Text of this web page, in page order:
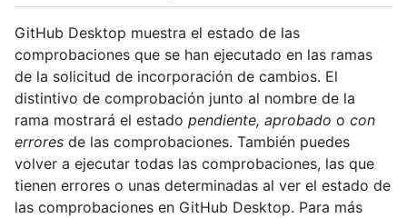
GitHub Desktop muestra el estado de las
comprobaciones que se han ejecutado en las ramas
de la solicitud de incorporación de cambios. El
distintivo de comprobación junto al nombre de la
rama mostrará el estado pendiente, aprobado o con
errores de las comprobaciones. También puedes
volver a ejecutar todas las comprobaciones, las que
tienen errores o unas determinadas al ver el estado de
las comprobaciones en GitHub Desktop. Para más